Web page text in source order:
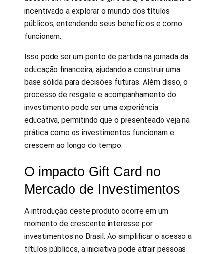
incentivado a explorar o mundo dos títulos
públicos, entendendo seus benefícios e como
funcionam.
Isso pode ser um ponto de partida na jornada da
educação financeira, ajudando a construir uma
base sólida para decisões futuras. Além disso, o
processo de resgate e acompanhamento do
investimento pode ser uma experiência
educativa, permitindo que o presenteado veja na
prática como os investimentos funcionam e
crescem ao longo do tempo.
O impacto Gift Card no
Mercado de Investimentos
A introdução deste produto ocorre em um
momento de crescente interesse por
investimentos no Brasil. Ao simplificar o acesso a
títulos públicos, a iniciativa pode atrair pessoas